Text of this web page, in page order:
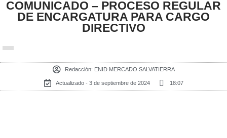
COMUNICADO – PROCESO REGULAR
DE ENCARGATURA PARA CARGO
DIRECTIVO
Redacción: ENID MERCADO SALVATIERRA
Actualizado - 3 de septiembre de 2024 18:07